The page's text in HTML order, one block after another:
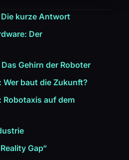
kurze Antwort
Der
Gehirn der Roboter
Wer baut die Zukunft?
auf dem
Gap“